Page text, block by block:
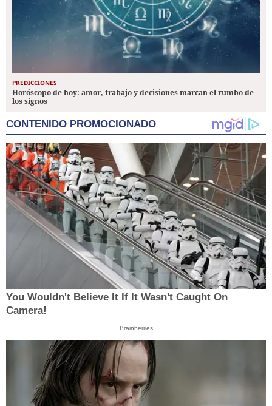
PREDICCIONES
Horóscopo de hoy: amor, trabajo y decisiones marcan el rumbo de
los signos
CONTENIDO PROMOCIONADO
You Wouldn't Believe It If It Wasn't Caught On
Camera!
Brainberries